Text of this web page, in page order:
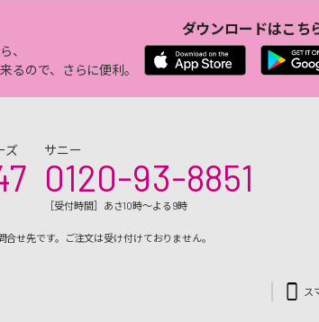
、
るので、さらに便利。
ダウンロードはこち
ズ
サニー
0120-93-8851
［受付時間］あさ10時～よる9時
せ先です。ご注文は受け付けておりません。
ス